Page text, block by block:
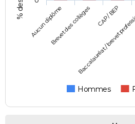
Hommes
Aucun diplômeBrevet des collèges CAP / BEP
Baccalauréat / brevet